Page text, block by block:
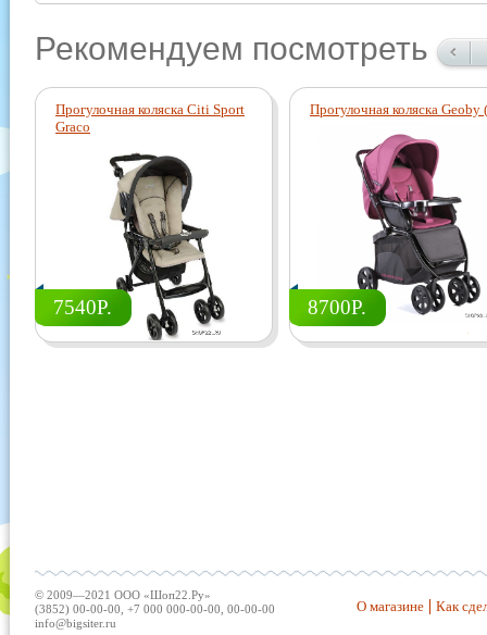
Рекомендуем посмотреть
Прогулочная коляска Citi Sport
Graco
7540Р.
Прогулочная коляска Geoby
8700Р.
© 2009—2021 ООО «Шоп22.Ру»
(3852) 00-00-00, +7 000 000-00-00, 00-00-00
info@bigsiter.ru
О магазине Как